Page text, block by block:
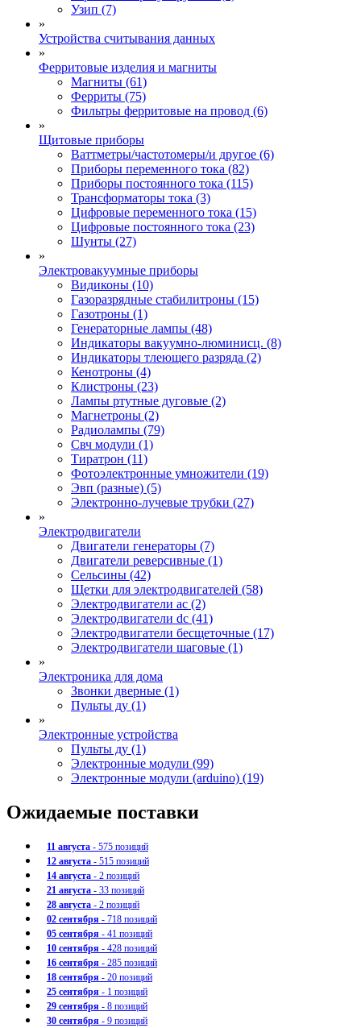
Узип (7)
»
Устройства считывания данных
»
Ферритовые изделия и магниты
Магниты (61)
Ферриты (75)
Фильтры ферритовые на провод (6)
»
Щитовые приборы
Ваттметры/частотомеры/и другое (6)
Приборы переменного тока (82)
Приборы постоянного тока (115)
Трансформаторы тока (3)
Цифровые переменного тока (15)
Цифровые постоянного тока (23)
Шунты (27)
»
Электровакуумные приборы
Видиконы (10)
Газоразрядные стабилитроны (15)
Газотроны (1)
Генераторные лампы (48)
Индикаторы вакуумно-люминисц. (8)
Индикаторы тлеющего разряда (2)
Кенотроны (4)
Клистроны (23)
Лампы ртутные дуговые (2)
Магнетроны (2)
Радиолампы (79)
Свч модули (1)
Тиратрон (11)
Фотоэлектронные умножители (19)
Эвп (разные) (5)
Электронно-лучевые трубки (27)
»
Электродвигатели
Двигатели генераторы (7)
Двигатели реверсивные (1)
Сельсины (42)
Щетки для электродвигателей (58)
Электродвигатели ac (2)
Электродвигатели dc (41)
Электродвигатели бесщеточные (17)
Электродвигатели шаговые (1)
»
Электроника для дома
Звонки дверные (1)
Пульты ду (1)
»
Электронные устройства
Пульты ду (1)
Электронные модули (99)
Электронные модули (arduino) (19)
Ожидаемые поставки
11 августа - 575 позиций
12 августа - 515 позиций
14 августа - 2 позиций
21 августа - 33 позиций
28 августа - 2 позиций
02 сентября - 718 позиций
05 сентября - 41 позиций
10 сентября - 428 позиций
16 сентября - 285 позиций
18 сентября - 20 позиций
25 сентября - 1 позиций
29 сентября - 8 позиций
30 сентября - 9 позиций